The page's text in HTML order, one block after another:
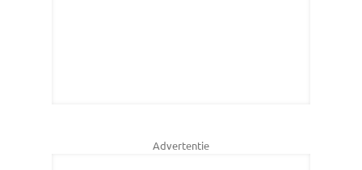
Advertentie